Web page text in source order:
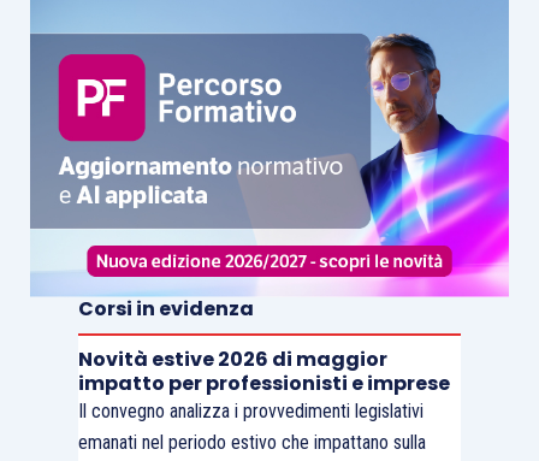
Corsi in evidenza
Novità estive 2026 di maggior
impatto per professionisti e imprese
Il convegno analizza i provvedimenti legislativi
emanati nel periodo estivo che impattano sulla